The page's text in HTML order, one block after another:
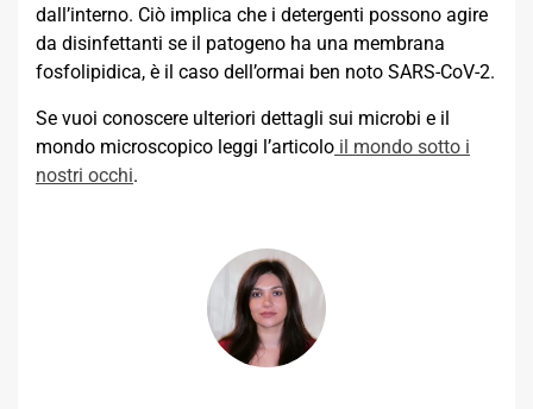
dall’interno. Ciò implica che i detergenti possono agire
da disinfettanti se il patogeno ha una membrana
fosfolipidica, è il caso dell’ormai ben noto SARS-CoV-2.
Se vuoi conoscere ulteriori dettagli sui microbi e il
mondo microscopico leggi l’articolo il mondo sotto i
nostri occhi.